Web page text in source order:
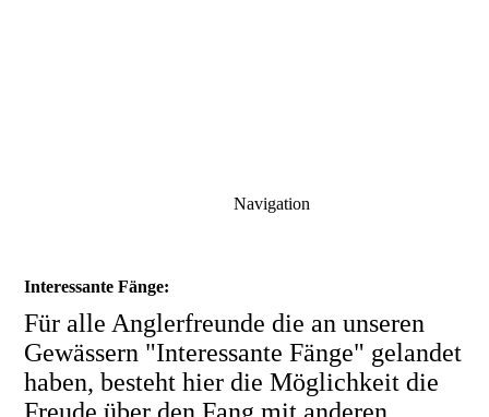
Navigation
Interessante Fänge:
Für alle Anglerfreunde die an unseren
Gewässern "Interessante Fänge" gelandet
haben, besteht hier die Möglichkeit die